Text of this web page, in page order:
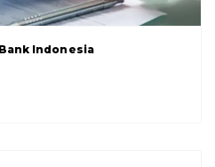
Indonesia